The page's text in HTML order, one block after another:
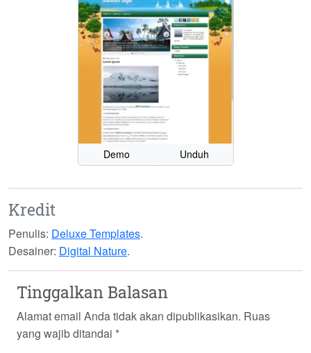
Demo Unduh
Kredit
Penulis: Deluxe Templates.
Desainer: Digital Nature.
Tinggalkan Balasan
Alamat email Anda tidak akan dipublikasikan. Ruas
yang wajib ditandai *